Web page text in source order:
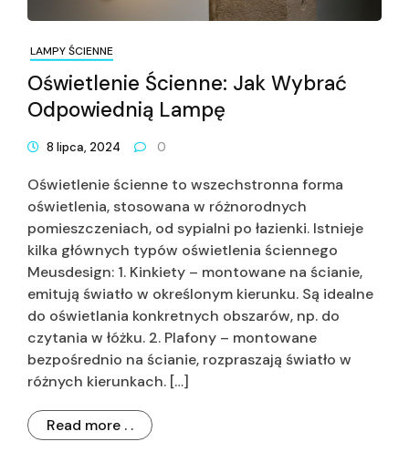
LAMPY ŚCIENNE
Oświetlenie Ścienne: Jak Wybrać
Odpowiednią Lampę
8 lipca, 2024 0
Oświetlenie ścienne to wszechstronna forma
oświetlenia, stosowana w różnorodnych
pomieszczeniach, od sypialni po łazienki. Istnieje
kilka głównych typów oświetlenia ściennego
Meusdesign: 1. Kinkiety – montowane na ścianie,
emitują światło w określonym kierunku. Są idealne
do oświetlania konkretnych obszarów, np. do
czytania w łóżku. 2. Plafony – montowane
bezpośrednio na ścianie, rozpraszają światło w
różnych kierunkach. […]
Read more . .